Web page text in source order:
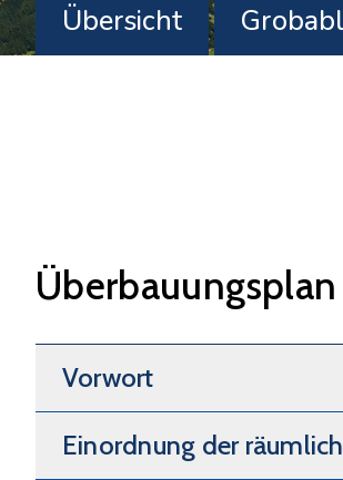
Übersicht
Vorwort
Einordnung der